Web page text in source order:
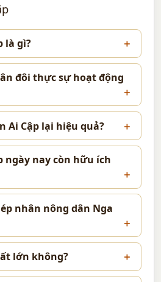
là gì?
đôi thực sự hoạt động
Ai Cập lại hiệu quả?
ngày nay còn hữu ích
nhân nông dân Nga
lớn không?